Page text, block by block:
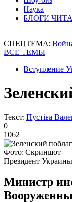
Наука
БЛОГИ
СПЕЦТЕМА:
ВСЕ ТЕМЫ
Вступление
Текст: Пустіва
0
1062
Фото: Скриншот
Президент
Министр